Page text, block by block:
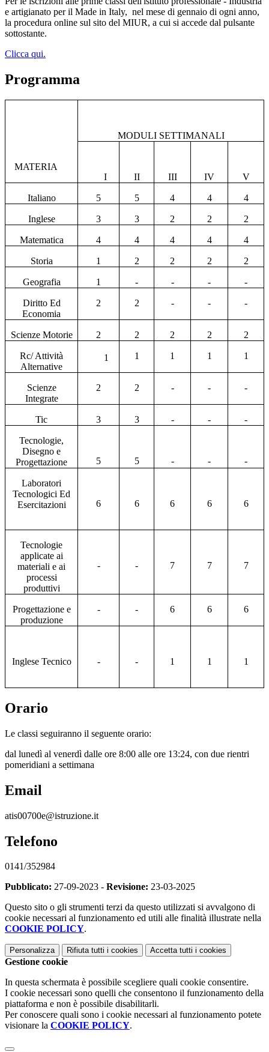
e artigianato per il Made in Italy, nel mese di gennaio di ogni anno,
la procedura online sul sito del MIUR, a cui si accede dal pulsante
sottostante.
Clicca qui.
Programma
MATERIA
MODULI SETTIMANALI
I II III IV V
Italiano 5 5 4 4 4
Inglese 3 3 2 2 2
Matematica 4 4 4 4 4
Storia 1 2 2 2 2
Geografia 1 - - - -
Diritto Ed
Economia
2 2 - - -
Scienze Motorie 2 2 2 2 2
Rc/ Attività
Alternative
1 1 1 1 1
Scienze
Integrate
2 2 - - -
Tic 3 3 - - -
Tecnologie,
Disegno e
Progettazione
5 5 - - -
Laboratori
Tecnologici Ed
Esercitazioni
6 6 6 6 6
Tecnologie
applicate ai
materiali e ai
processi
produttivi
- - 7 7 7
Progettazione e
produzione
- - 6 6 6
Inglese Tecnico - - 1 1 1
Orario
Le classi seguiranno il seguente orario:
dal lunedì al venerdì dalle ore 8:00 alle ore 13:24, con due rientri
pomeridiani a settimana
Email
atis00700e@istruzione.it
Telefono
0141/352984
Pubblicato: 27-09-2023 - Revisione: 23-03-2025
Questo sito o gli strumenti terzi da questo utilizzati si avvalgono di
cookie necessari al funzionamento ed utili alle finalità illustrate nella
COOKIE POLICY.
Personalizza Rifiuta tutti i cookies Accetta tutti i cookies
Gestione cookie
In questa schermata è possibile scegliere quali cookie consentire.
I cookie necessari sono quelli che consentono il funzionamento della
piattaforma e non è possibile disabilitarli.
Per conoscere quali sono i cookie necessari al funzionamento potete
visionare la COOKIE POLICY.